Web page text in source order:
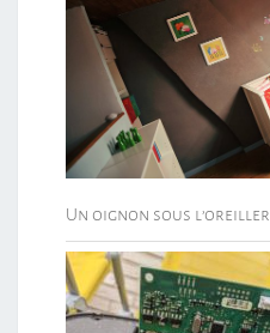
Un oignon sous l’oreiller